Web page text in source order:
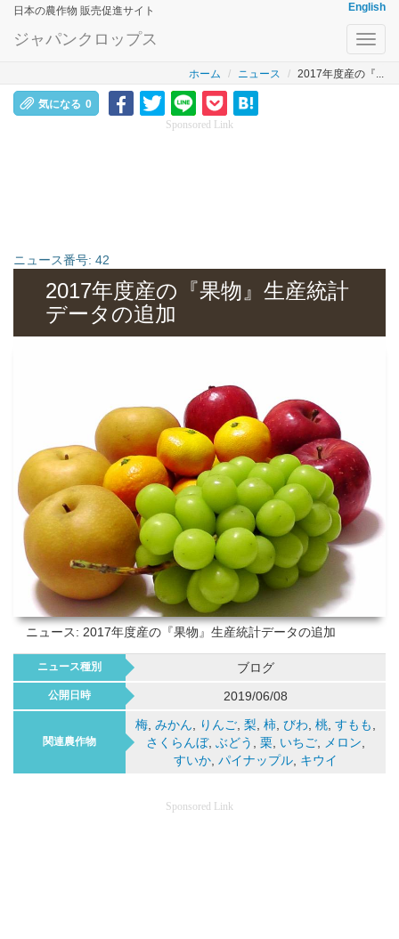
日本の農作物 販売促進サイト English
ジャパンクロップス
ホーム ニュース 2017年度産の『...
気になる 0
Sponsored Link
ニュース番号: 42
2017年度産の『果物』生産統計
データの追加
ニュース: 2017年度産の『果物』生産統計データの追加
ニュース種別 ブログ
公開日時 2019/06/08
関連農作物
梅 みかん りんご 梨 柿 びわ 桃 すもも
さくらんぼ, ぶどう 栗 いちご メロン
すいか パイナップル キウイ
Sponsored Link